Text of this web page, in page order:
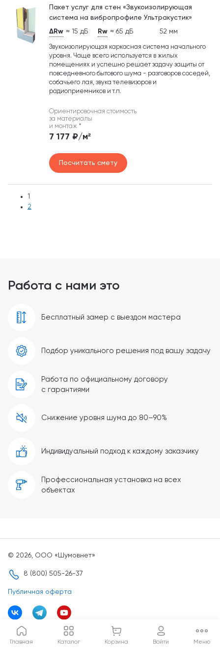
Пакет услуг для стен «Звукоизолирующая
система на вибропрофиле Ультракустик»
ΔRw ≈ 15 дБ Rw ≈ 65 дБ 52 мм
Звукоизолирующая каркасная система начального
уровня. Чаще всего используется в жилых
помещениях и успешно решает задачу защиты от
повседневного бытового шума - разговоров соседей,
собачьего лая, звука телевизоров и
радиоприемников и т.п.
Ориентировочная стоимость
за материалы
и монтаж *
7 177 ₽/м²
Посчитать смету
1
2
Работа с нами это
Бесплатный замер с выездом мастера
Подбор уникального решения под вашу задачу
Работа по официальному договору
с гарантиями
Снижение уровня шума до 80–90%
Индивидуальный подход к каждому заказчику
Профессиональная установка на всех
объектах
© 2026, ООО «Шумовнет»
8 (800) 505-26-37
Публичная оферта
Политика конфиденциальности
Главная Каталог Корзина Войти Меню